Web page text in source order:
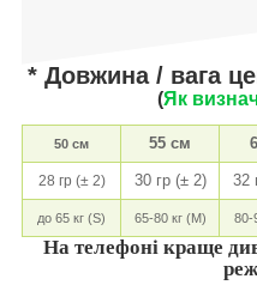
* Довжина / вага
(Як
50 см 55 см
28 гр (± 2) 30 гр (± 2) 32
до 65 кг (S) 65-80 кг (M) 80-
На телефоні краще